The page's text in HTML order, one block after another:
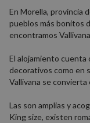
En Morella, provincia
pueblos más bonitos
encontramos
El alojamiento
decorativos como en
Vallivana se
Las son amplias y
King size, existen